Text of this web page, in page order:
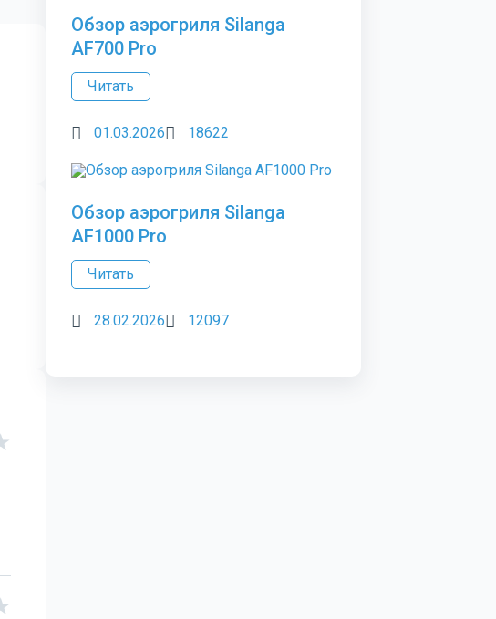
Обзор аэрогриля Silanga
AF700 Pro
Читать
01.03.2026 18622
Обзор аэрогриля Silanga
AF1000 Pro
Читать
28.02.2026 12097